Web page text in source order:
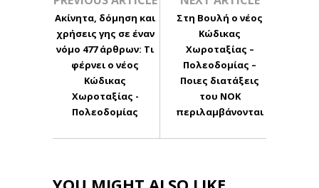
Ακίνητα, δόμηση και
χρήσεις γης σε έναν
νόμο 477 άρθρων: Τι
φέρνει ο νέος
Κώδικας
Χωροταξίας -
Πολεοδομίας
Στη Βουλή ο νέος
Κώδικας
Χωροταξίας –
Πολεοδομίας –
Ποιες διατάξεις
του ΝΟΚ
περιλαμβάνονται
YOU MIGHT ALSO LIKE